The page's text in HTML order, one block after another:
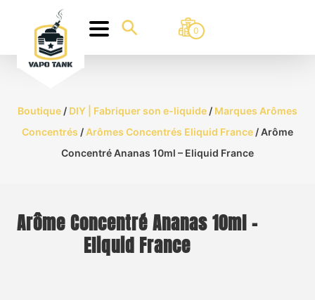
0
Boutique/ DIY | Fabriquer son e-liquide/ Marques Arômes
Concentrés / Arômes Concentrés Eliquid France/ Arôme
Concentré Ananas 10ml – Eliquid France
Arôme Concentré Ananas 10ml –
Eliquid France